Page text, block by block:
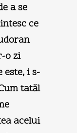
a se
ce
o zi
i s-
tatăl
acelui